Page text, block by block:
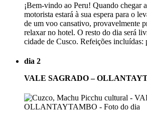
¡Bem-vindo ao Peru! Quando chegar
motorista estará à sua espera para o
de um voo cansativo, provavelmente
relaxar no hotel. O resto do dia será
cidade de Cusco. Refeições incluídas:
dia 2
VALE SAGRADO –